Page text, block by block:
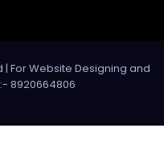
For Website Designing and
8920664806